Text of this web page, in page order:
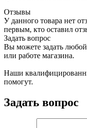
Отзывы
У данного товара нет
первым, кто оставил
Задать вопрос
Вы можете задать
или работе магазина.
Наши
помогут.
Задать вопрос